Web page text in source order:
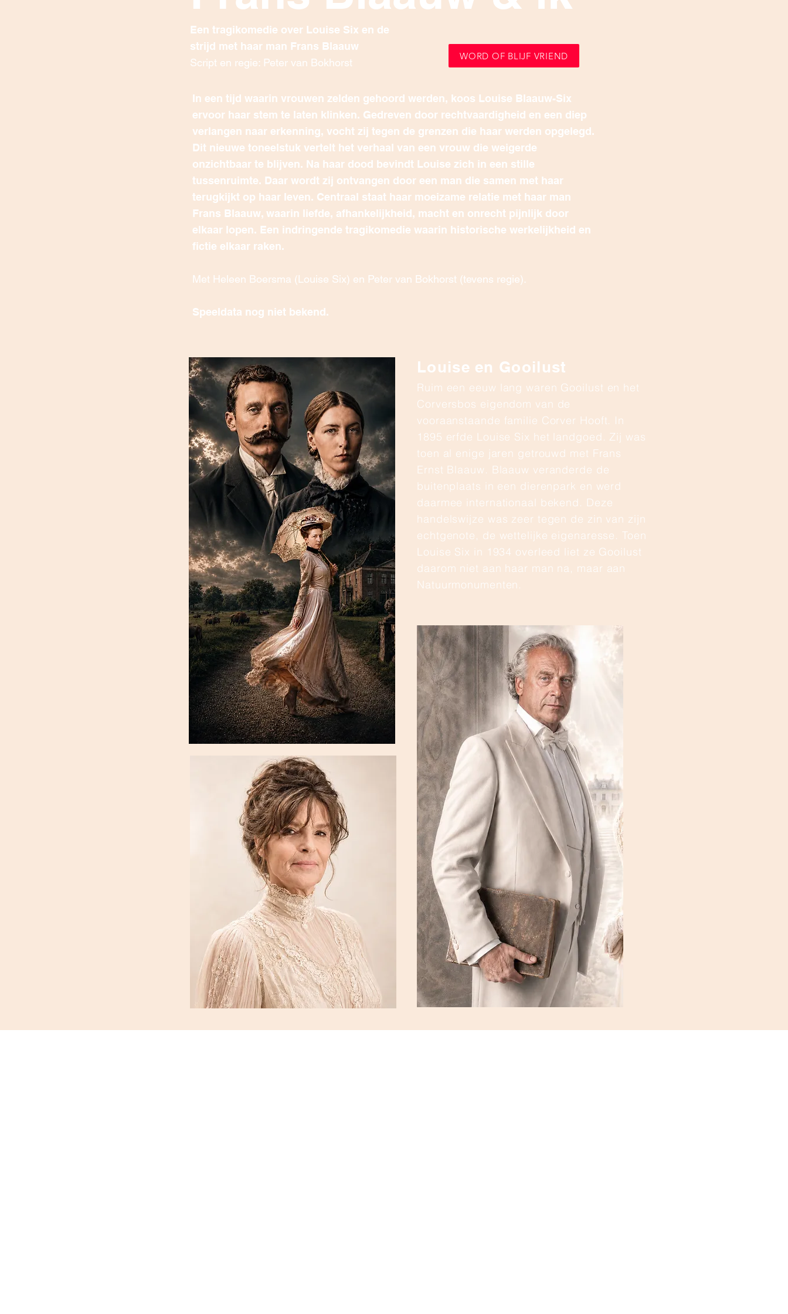
Een tragikomedie over Louise Six en de
strijd met haar man Frans Blaauw
Script en regie: Peter van Bokhorst
WORD OF BLIJF VRIEND
In een tijd waarin vrouwen zelden gehoord werden, koos Louise Blaauw-Six
ervoor haar stem te laten klinken. Gedreven door rechtvaardigheid en een diep
verlangen naar erkenning, vocht zij tegen de grenzen die haar werden opgelegd.
Dit nieuwe toneelstuk vertelt het verhaal van een vrouw die weigerde
onzichtbaar te blijven. Na haar dood bevindt Louise zich in een stille
tussenruimte. Daar wordt zij ontvangen door een man die samen met haar
terugkijkt op haar leven. Centraal staat haar moeizame relatie met haar man
Frans Blaauw, waarin liefde, afhankelijkheid, macht en onrecht pijnlijk door
elkaar lopen. Een indringende tragikomedie waarin historische werkelijkheid en
fictie elkaar raken.
Met Heleen Boersma (Louise Six) en Peter van Bokhorst (tevens regie).
Speeldata nog niet bekend.
Louise en Gooilust
Ruim een eeuw lang waren Gooilust en het
Corversbos eigendom van de
vooraanstaande familie Corver Hooft. In
1895 erfde Louise Six het landgoed. Zij was
toen al enige jaren getrouwd met Frans
Ernst Blaauw. Blaauw veranderde de
buitenplaats in een dierenpark en werd
daarmee internationaal bekend. Deze
handelswijze was zeer tegen de zin van zijn
echtgenote, de wettelijke eigenaresse. Toen
Louise Six in 1934 overleed liet ze Gooilust
daarom niet aan haar man na, maar aan
Natuurmonumenten.